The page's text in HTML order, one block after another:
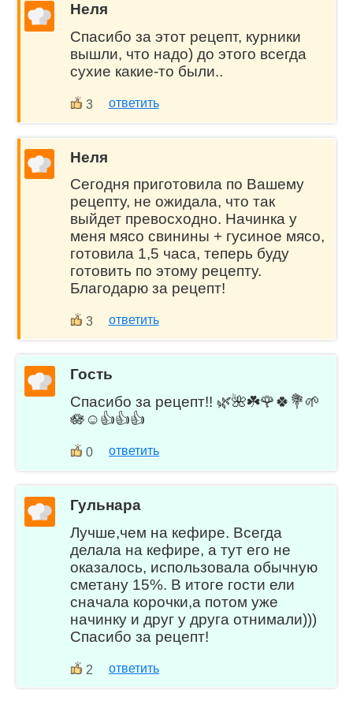
Неля
Спасибо за этот рецепт, курники
вышли, что надо) до этого всегда
сухие какие-то были..
3 ответить
Неля
Сегодня приготовила по Вашему
рецепту, не ожидала, что так
выйдет превосходно. Начинка у
меня мясо свинины + гусиное мясо,
готовила 1,5 часа, теперь буду
готовить по этому рецепту.
Благодарю за рецепт!
3 ответить
Гость
Спасибо за рецепт!! 🌿🌺☘️🌹🍀💐🌱
🪷☺️👍👍👍
0 ответить
Гульнара
Лучше,чем на кефире. Всегда
делала на кефире, а тут его не
оказалось, использовала обычную
сметану 15%. В итоге гости ели
сначала корочки,а потом уже
начинку и друг у друга отнимали)))
Спасибо за рецепт!
2 ответить